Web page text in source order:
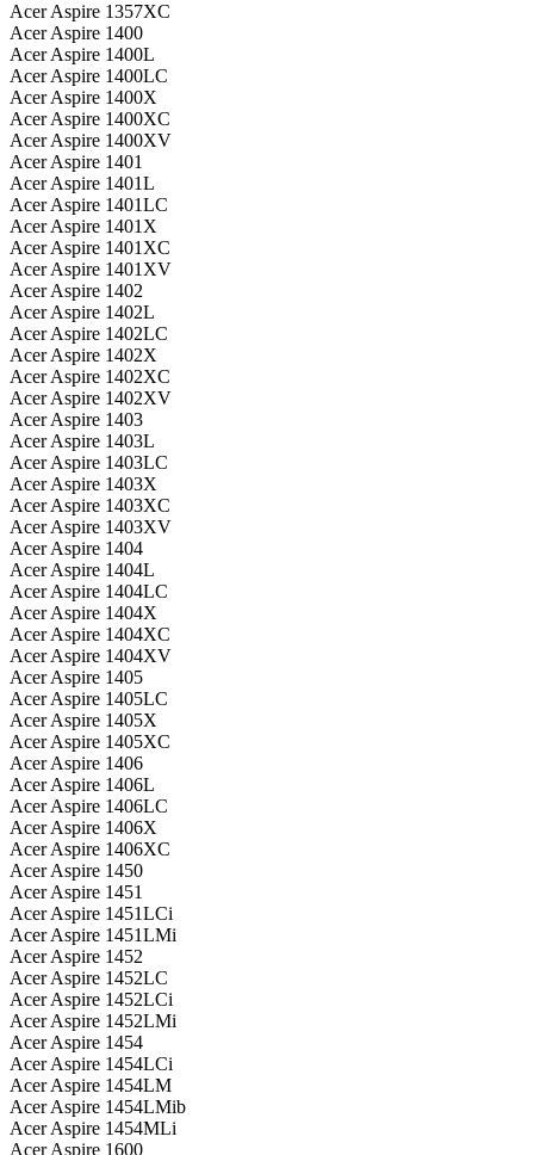
Acer Aspire 1357XC
Acer Aspire 1400
Acer Aspire 1400L
Acer Aspire 1400LC
Acer Aspire 1400X
Acer Aspire 1400XC
Acer Aspire 1400XV
Acer Aspire 1401
Acer Aspire 1401L
Acer Aspire 1401LC
Acer Aspire 1401X
Acer Aspire 1401XC
Acer Aspire 1401XV
Acer Aspire 1402
Acer Aspire 1402L
Acer Aspire 1402LC
Acer Aspire 1402X
Acer Aspire 1402XC
Acer Aspire 1402XV
Acer Aspire 1403
Acer Aspire 1403L
Acer Aspire 1403LC
Acer Aspire 1403X
Acer Aspire 1403XC
Acer Aspire 1403XV
Acer Aspire 1404
Acer Aspire 1404L
Acer Aspire 1404LC
Acer Aspire 1404X
Acer Aspire 1404XC
Acer Aspire 1404XV
Acer Aspire 1405
Acer Aspire 1405LC
Acer Aspire 1405X
Acer Aspire 1405XC
Acer Aspire 1406
Acer Aspire 1406L
Acer Aspire 1406LC
Acer Aspire 1406X
Acer Aspire 1406XC
Acer Aspire 1450
Acer Aspire 1451
Acer Aspire 1451LCi
Acer Aspire 1451LMi
Acer Aspire 1452
Acer Aspire 1452LC
Acer Aspire 1452LCi
Acer Aspire 1452LMi
Acer Aspire 1454
Acer Aspire 1454LCi
Acer Aspire 1454LM
Acer Aspire 1454LMib
Acer Aspire 1454MLi
Acer Aspire 1600